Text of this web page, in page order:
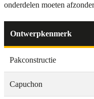
onderdelen moeten
Ontwerpkenmerk
Pakconstructie
Capuchon